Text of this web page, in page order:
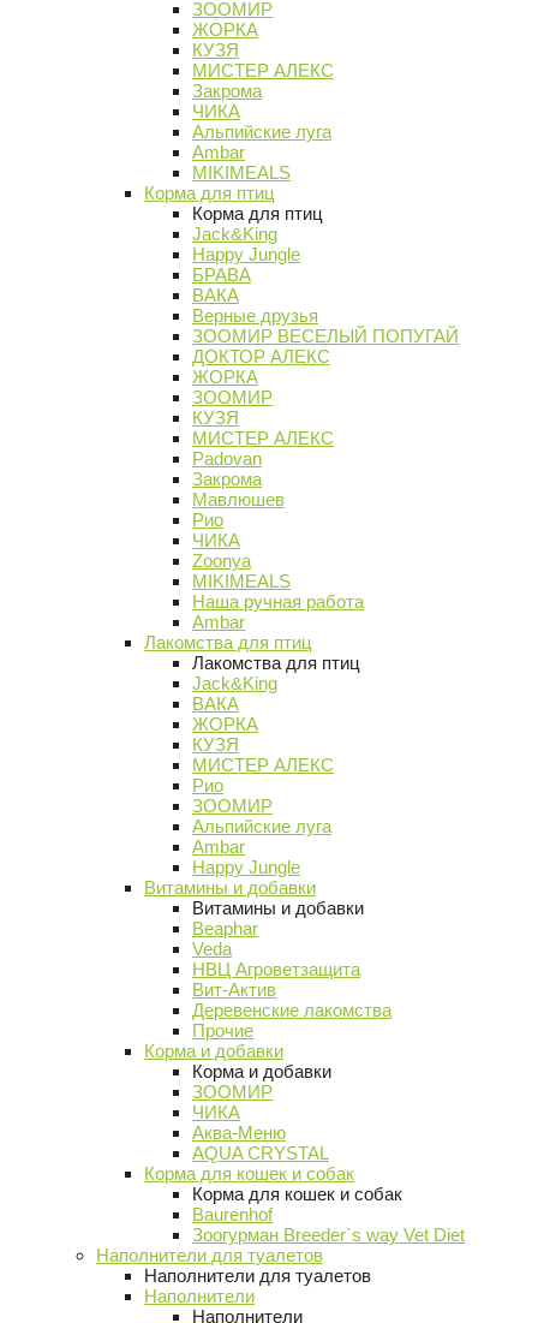
ЗООМИР
ЖОРКА
КУЗЯ
МИСТЕР АЛЕКС
Закрома
ЧИКА
Альпийские луга
Ambar
MIKIMEALS
Корма для птиц
Корма для птиц
Jack&King
Happy Jungle
БРАВА
ВАКА
Верные друзья
ЗООМИР ВЕСЕЛЫЙ ПОПУГАЙ
ДОКТОР АЛЕКС
ЖОРКА
ЗООМИР
КУЗЯ
МИСТЕР АЛЕКС
Padovan
Закрома
Мавлюшев
Рио
ЧИКА
Zoonya
MIKIMEALS
Наша ручная работа
Ambar
Лакомства для птиц
Лакомства для птиц
Jack&King
ВАКА
ЖОРКА
КУЗЯ
МИСТЕР АЛЕКС
Рио
ЗООМИР
Альпийские луга
Ambar
Happy Jungle
Витамины и добавки
Витамины и добавки
Beaphar
Veda
НВЦ Агроветзащита
Вит-Актив
Деревенские лакомства
Прочие
Корма и добавки
Корма и добавки
ЗООМИР
ЧИКА
Аква-Меню
AQUA CRYSTAL
Корма для кошек и собак
Корма для кошек и собак
Baurenhof
Зоогурман Breeder`s way Vet Diet
Наполнители для туалетов
Наполнители для туалетов
Наполнители
Наполнители